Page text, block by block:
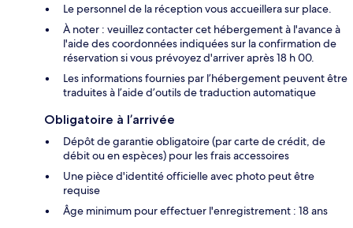
Le personnel de la réception vous accueillera sur place.
À noter : veuillez contacter cet hébergement à l'avance à
l'aide des coordonnées indiquées sur la confirmation de
réservation si vous prévoyez d'arriver après 18 h 00.
Les informations fournies par l’hébergement peuvent être
traduites à l’aide d’outils de traduction automatique
Obligatoire à l’arrivée
Dépôt de garantie obligatoire (par carte de crédit, de
débit ou en espèces) pour les frais accessoires
Une pièce d'identité officielle avec photo peut être
requise
Âge minimum pour effectuer l'enregistrement : 18 ans